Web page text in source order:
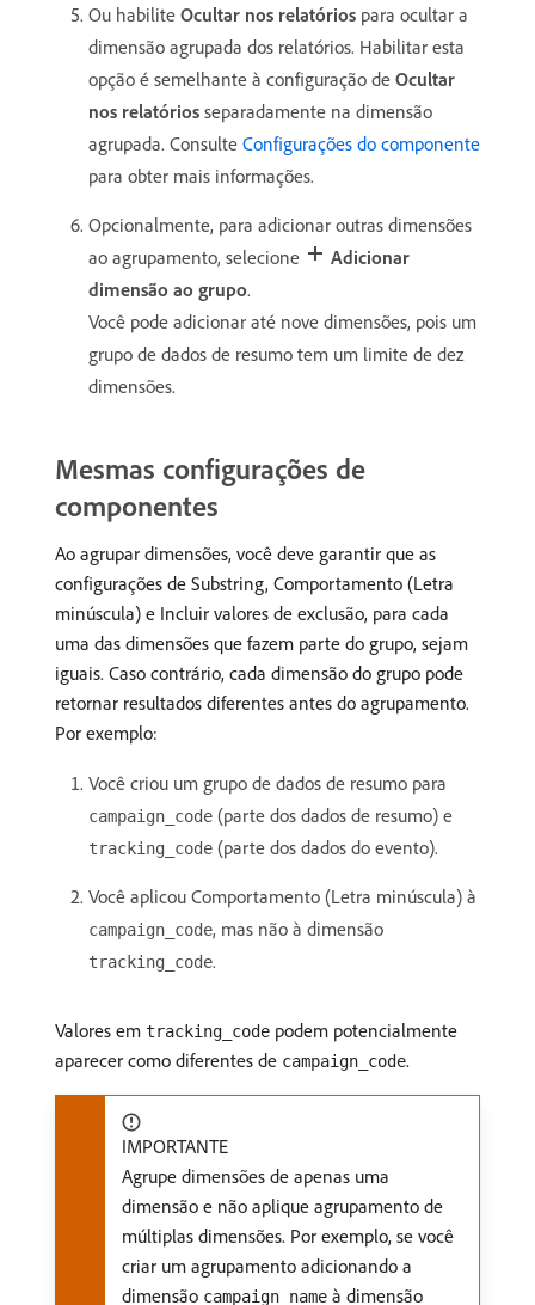
Ou habilite Ocultar nos relatórios para ocultar a
dimensão agrupada dos relatórios. Habilitar esta
opção é semelhante à configuração de Ocultar
nos relatórios separadamente na dimensão
agrupada. Consulte Configurações do componente
para obter mais informações.
Opcionalmente, para adicionar outras dimensões
ao agrupamento, selecione
Adicionar
dimensão ao grupo.
Você pode adicionar até nove dimensões, pois um
grupo de dados de resumo tem um limite de dez
dimensões.
Mesmas configurações de
componentes
Ao agrupar dimensões, você deve garantir que as
configurações de Substring, Comportamento (Letra
minúscula) e Incluir valores de exclusão, para cada
uma das dimensões que fazem parte do grupo, sejam
iguais. Caso contrário, cada dimensão do grupo pode
retornar resultados diferentes antes do agrupamento.
Por exemplo:
Você criou um grupo de dados de resumo para
campaign_code (parte dos dados de resumo) e
tracking_code (parte dos dados do evento).
Você aplicou Comportamento (Letra minúscula) à
campaign_code, mas não à dimensão
tracking_code.
Valores em tracking_code podem potencialmente
aparecer como diferentes de campaign_code.
IMPORTANTE
Agrupe dimensões de apenas uma
dimensão e não aplique agrupamento de
múltiplas dimensões. Por exemplo, se você
criar um agrupamento adicionando a
dimensão campaign_name à dimensão